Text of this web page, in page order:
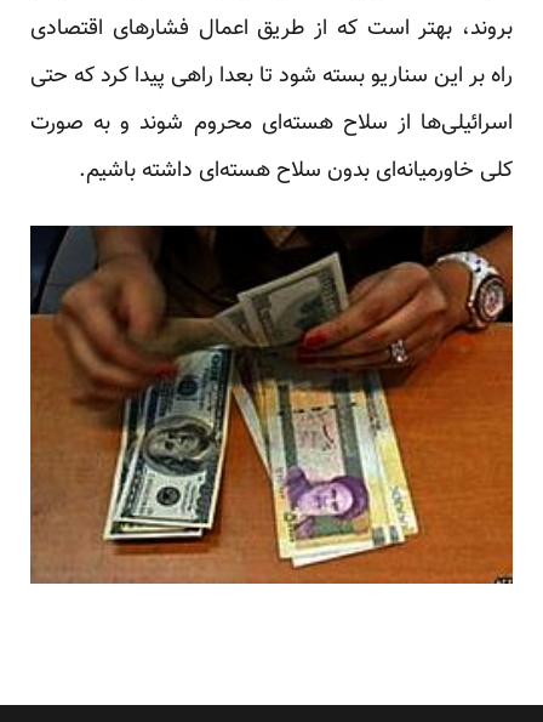
بروند، بهتر است که از طریق اعمال فشارهای اقتصادی
راه بر این سناریو بسته شود تا بعدا راهی پیدا کرد که حتی
اسرائیلی‌ها از سلاح هسته‌ای محروم شوند و به صورت
کلی خاورمیانه‌ای بدون سلاح هسته‌ای داشته باشیم.